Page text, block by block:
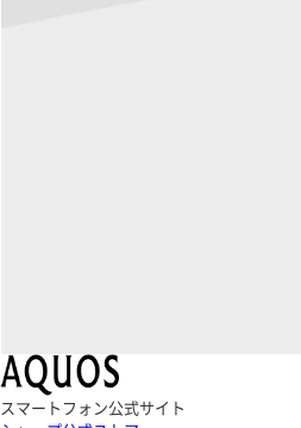
スマートフォン公式サイト